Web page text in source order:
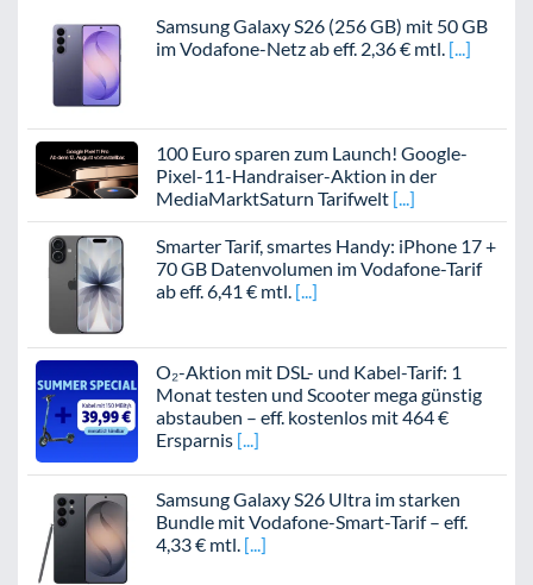
Samsung Galaxy S26 (256 GB) mit 50 GB
im Vodafone-Netz ab eff. 2,36 € mtl.
100 Euro sparen zum Launch! Google-
Pixel-11-Handraiser-Aktion in der
MediaMarktSaturn Tarifwelt
Smarter Tarif, smartes Handy: iPhone 17 +
70 GB Datenvolumen im Vodafone-Tarif
ab eff. 6,41 € mtl.
O₂-Aktion mit DSL- und Kabel-Tarif: 1
Monat testen und Scooter mega günstig
abstauben – eff. kostenlos mit 464 €
Ersparnis
Samsung Galaxy S26 Ultra im starken
Bundle mit Vodafone-Smart-Tarif – eff.
4,33 € mtl.